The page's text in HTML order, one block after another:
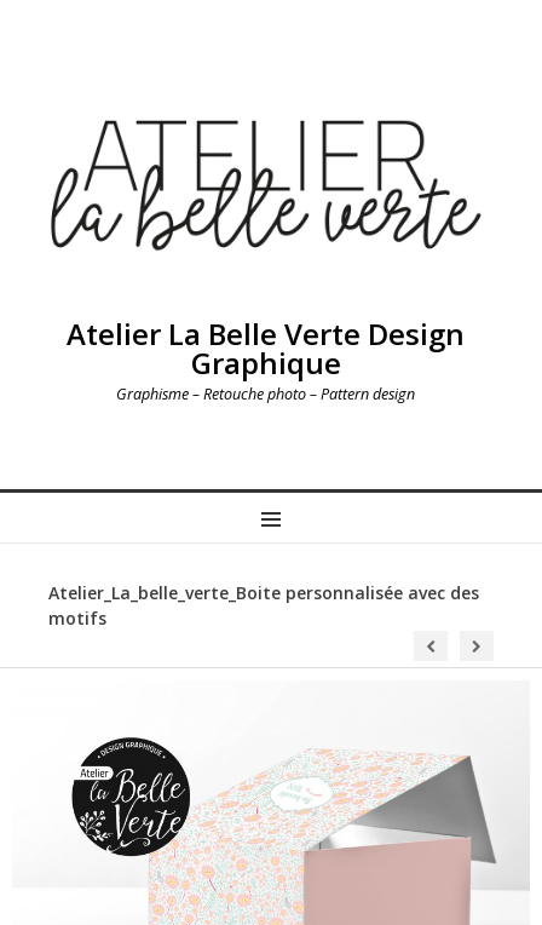
Atelier La Belle Verte Design
Graphique
Graphisme – Retouche photo – Pattern design
MENU
Atelier_La_belle_verte_Boite personnalisée avec des
motifs